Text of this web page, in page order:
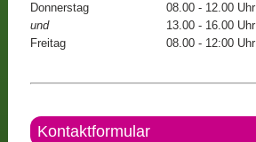
Donnerstag
08.00 - 12.00 Uhr
und
13.00 - 16.00 Uhr
Freitag
08.00 - 12:00 Uhr
Kontaktformular